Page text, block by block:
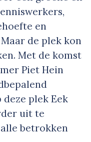
en
de plek kon
Met de komst
Piet Hein
plek Eek
uit te
betrokken